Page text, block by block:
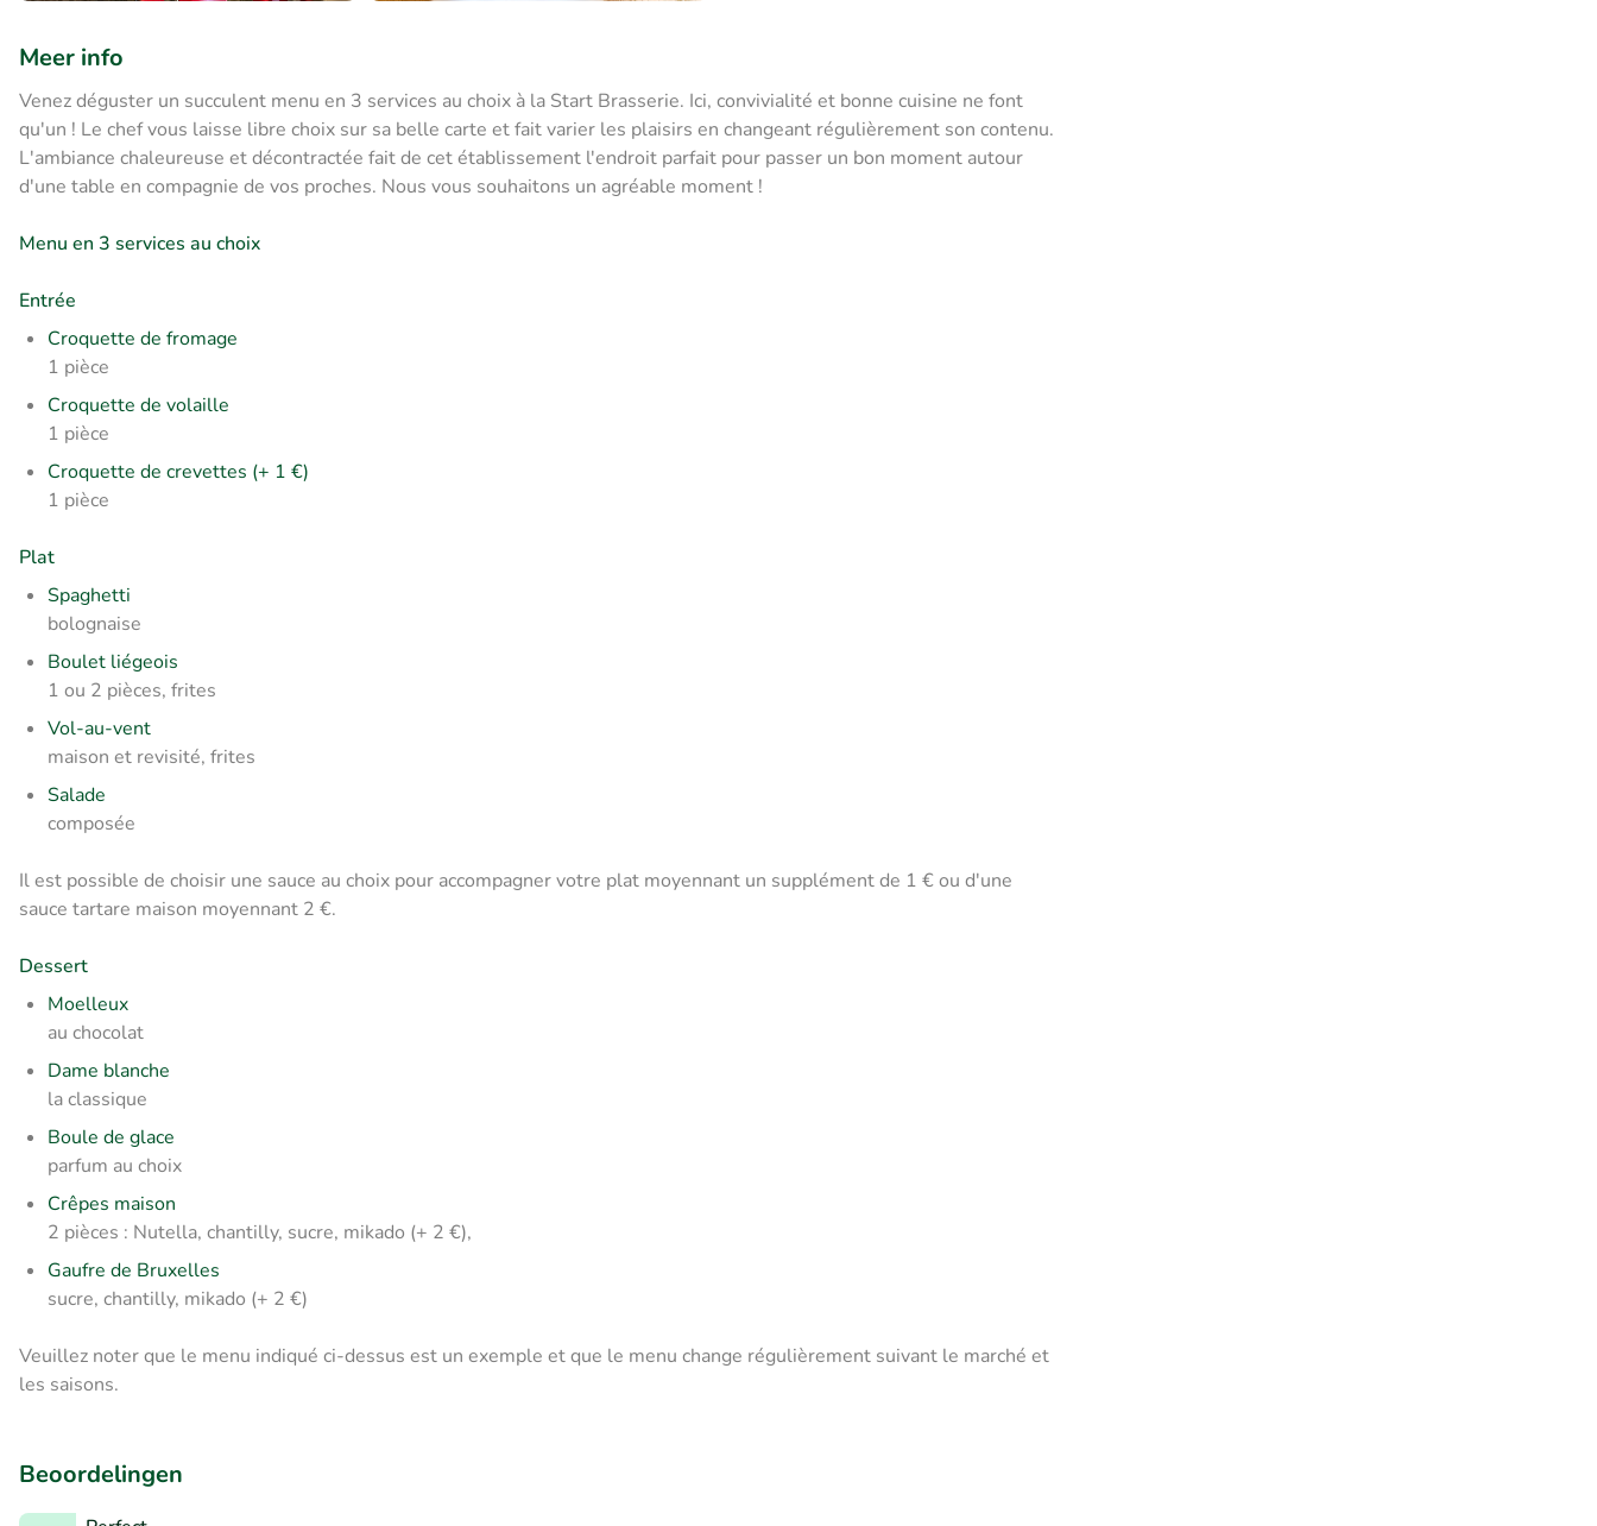
Meer info
Venez déguster un succulent menu en 3 services au choix à la Start Brasserie. Ici, convivialité et bonne cuisine ne font
qu'un ! Le chef vous laisse libre choix sur sa belle carte et fait varier les plaisirs en changeant régulièrement son contenu.
L'ambiance chaleureuse et décontractée fait de cet établissement l'endroit parfait pour passer un bon moment autour
d'une table en compagnie de vos proches. Nous vous souhaitons un agréable moment !
Menu en 3 services au choix
Entrée
Croquette de fromage
1 pièce
Croquette de volaille
1 pièce
Croquette de crevettes (+ 1 €)
1 pièce
Plat
Spaghetti
bolognaise
Boulet liégeois
1 ou 2 pièces, frites
Vol-au-vent
maison et revisité, frites
Salade
composée
Il est possible de choisir une sauce au choix pour accompagner votre plat moyennant un supplément de 1 € ou d'une
sauce tartare maison moyennant 2 €.
Dessert
Moelleux
au chocolat
Dame blanche
la classique
Boule de glace
parfum au choix
Crêpes maison
2 pièces : Nutella, chantilly, sucre, mikado (+ 2 €),
Gaufre de Bruxelles
sucre, chantilly, mikado (+ 2 €)
Veuillez noter que le menu indiqué ci-dessus est un exemple et que le menu change régulièrement suivant le marché et
les saisons.
Beoordelingen